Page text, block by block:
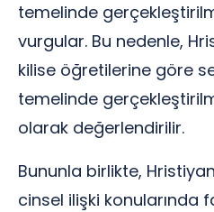
temelinde
vurgular. Bu nedenle,
kilise öğretilerine göre
temelinde
olarak değerlendirilir.
Bununla birlikte,
cinsel ilişki konularında